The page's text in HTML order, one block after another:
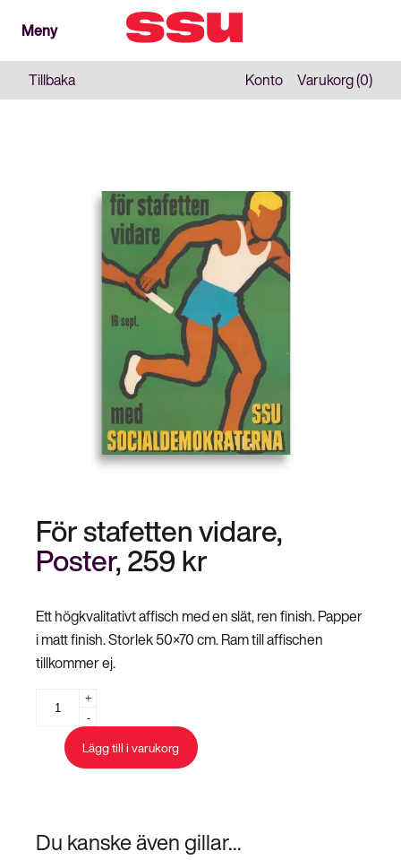
Stäng
MenyMeny
Tillbaka Konto Varukorg (0)
För stafetten vidare,
Poster,259kr
Ett högkvalitativt affisch med en slät, ren finish. Papper
i matt finish. Storlek 50×70 cm. Ram till affischen
tillkommer ej.
För
stafetten
vidare
mängd
+
-
Lägg till i varukorg
Du kanske även gillar...